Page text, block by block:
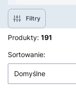
Filtry
Produkty: 191
Lista
Sortowanie:
Domyślne